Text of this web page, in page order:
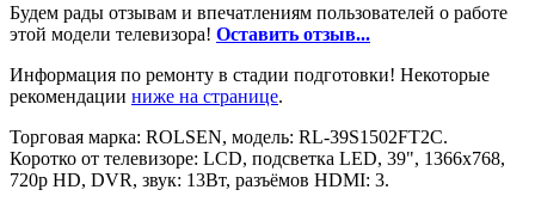
Будем рады отзывам и впечатлениям пользователей о работе
этой модели телевизора! Оставить отзыв...
Информация по ремонту в стадии подготовки! Некоторые
рекомендации ниже на странице.
Торговая марка: ROLSEN, модель: RL-39S1502FT2C.
Коротко от телевизоре: LCD, подсветка LED, 39", 1366x768,
720p HD, DVR, звук: 13Вт, разъёмов HDMI: 3.